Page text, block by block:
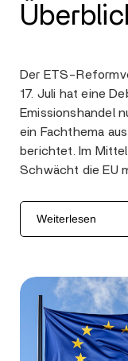
Der ETS-
17. Juli hat eine
Emissionshandel
ein Fachthema
berichtet. Im
Schwächt die EU
Weiterlesen